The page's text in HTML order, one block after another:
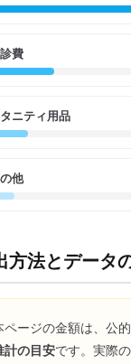
費
ニティ用品
他
方法とデータ
ページの金額は、公
計の目安です。実際